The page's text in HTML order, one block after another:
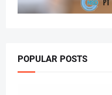
POPULAR POSTS